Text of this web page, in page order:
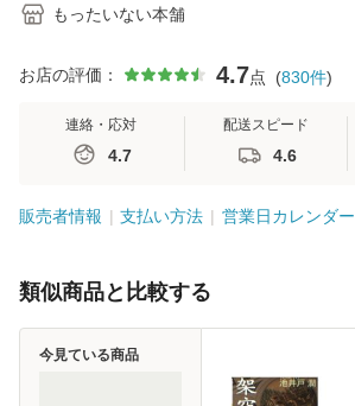
もったいない本舗
お店の評価： 4.7点 (830件)
連絡・応対
4.7
配送スピード
4.6
販売者情報 支払い方法 営業日カレンダー
類似商品と比較する
今見ている商品